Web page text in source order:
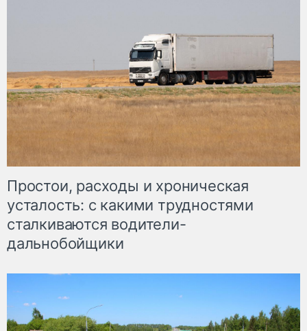
Простои, расходы и хроническая
усталость: с какими трудностями
сталкиваются водители-
дальнобойщики